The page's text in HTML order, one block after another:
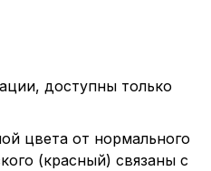
доступны только
цвета от нормального
(красный) связаны с